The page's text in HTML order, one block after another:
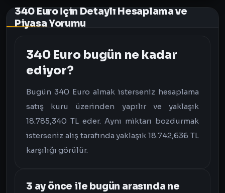
340 Euro İçin Detaylı Hesaplama ve
Piyasa Yorumu
340 Euro bugün ne kadar
ediyor?
Bugün 340 Euro almak isterseniz hesaplama
satış kuru üzerinden yapılır ve yaklaşık
18.785,340 TL eder. Aynı miktarı bozdurmak
isterseniz alış tarafında yaklaşık 18.742,636 TL
karşılığı görülür.
3 ay önce ile bugün arasında ne